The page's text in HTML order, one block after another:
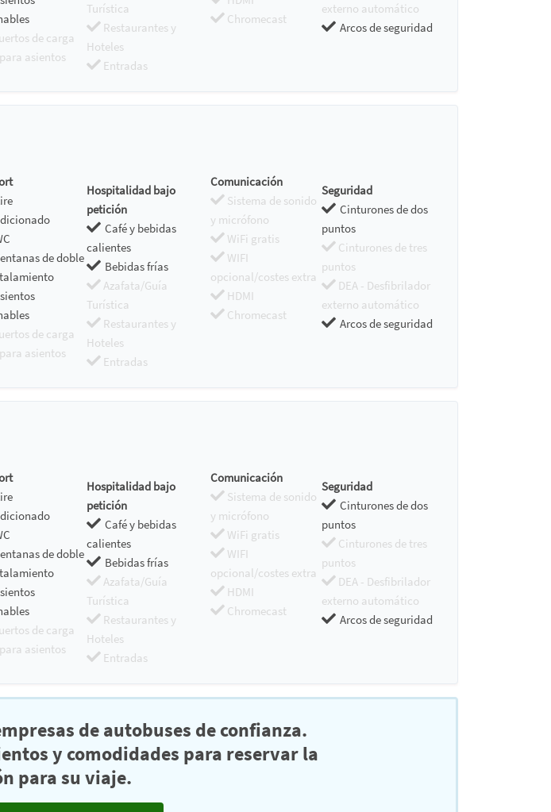
de carga
asientos
Turística
Restaurantes y
Hoteles
Entradas
Chromecast
externo automático
Arcos de seguridad
de doble
de carga
asientos
Hospitalidad bajo
petición
Café y bebidas
calientes
Bebidas frías
Azafata/Guía
Turística
Restaurantes y
Hoteles
Entradas
Comunicación
Sistema de sonido
y micrófono
WiFi gratis
WIFI
opcional/costes extra
HDMI
Chromecast
Seguridad
Cinturones de dos
puntos
Cinturones de tres
puntos
DEA - Desfibrilador
externo automático
Arcos de seguridad
de doble
de carga
asientos
Hospitalidad bajo
petición
Café y bebidas
calientes
Bebidas frías
Azafata/Guía
Turística
Restaurantes y
Hoteles
Entradas
Comunicación
Sistema de sonido
y micrófono
WiFi gratis
WIFI
opcional/costes extra
HDMI
Chromecast
Seguridad
Cinturones de dos
puntos
Cinturones de tres
puntos
DEA - Desfibrilador
externo automático
Arcos de seguridad
de autobuses de confianza.
y comodidades para reservar la
para su viaje.